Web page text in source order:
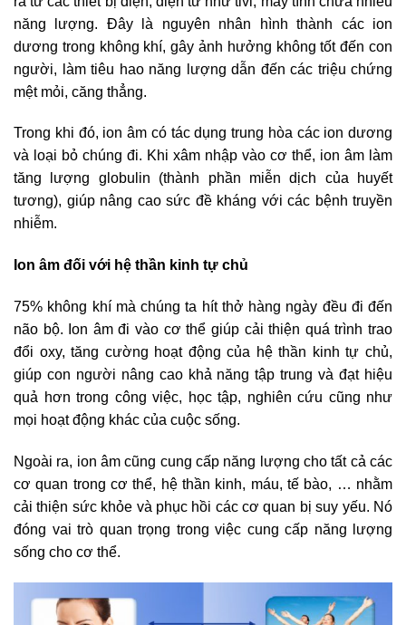
năng lượng. Đây là nguyên nhân hình thành các ion
dương trong không khí, gây ảnh hưởng không tốt đến con
người, làm tiêu hao năng lượng dẫn đến các triệu chứng
mệt mỏi, căng thẳng.
Trong khi đó, ion âm có tác dụng trung hòa các ion dương
và loại bỏ chúng đi. Khi xâm nhập vào cơ thể, ion âm làm
tăng lượng globulin (thành phần miễn dịch của huyết
tương), giúp nâng cao sức đề kháng với các bệnh truyền
nhiễm.
Ion âm đối với hệ thần kinh tự chủ
75% không khí mà chúng ta hít thở hàng ngày đều đi đến
não bộ. Ion âm đi vào cơ thể giúp cải thiện quá trình trao
đổi oxy, tăng cường hoạt động của hệ thần kinh tự chủ,
giúp con người nâng cao khả năng tập trung và đạt hiệu
quả hơn trong công việc, học tập, nghiên cứu cũng như
mọi hoạt động khác của cuộc sống.
Ngoài ra, ion âm cũng cung cấp năng lượng cho tất cả các
cơ quan trong cơ thể, hệ thần kinh, máu, tế bào, … nhằm
cải thiện sức khỏe và phục hồi các cơ quan bị suy yếu. Nó
đóng vai trò quan trọng trong việc cung cấp năng lượng
sống cho cơ thể.